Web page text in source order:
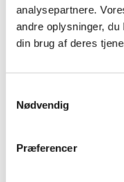
analysepartnere.
andre oplysninger,
din brug af deres
Nødvendig
Præferencer
Nyheder